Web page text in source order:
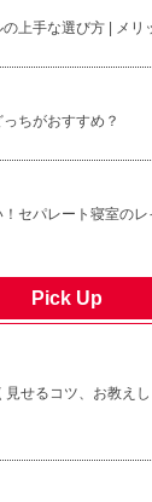
上手な選び方 | メリ
ちがおすすめ？
セパレート寝室のレ
Pick Up
見せるコツ、お教えし